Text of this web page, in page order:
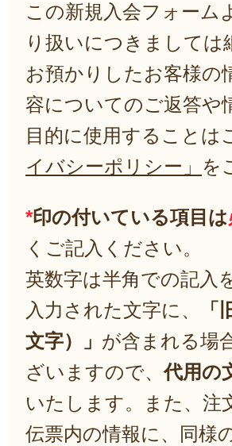
この新規入会フォーム
り扱いにつきまして
お預かりしたお客様の
容についてのご返答や
目的に使用すること
イバシーポリシー」 を
*印の付いている項目は
くご記入ください。
英数字は半角での記入
入力された文字に、
文字）」 が含まれる場
ざいますので、代用の
いたします。また、注
伝票内の情報に、同様